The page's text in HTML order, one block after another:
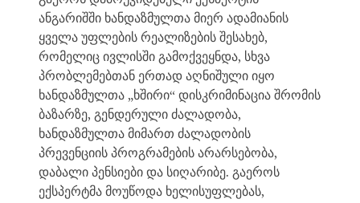
ანგარიშში ხანდაზმულთა მიერ ადამიანის
ყველა უფლების რეალიზების შესახებ,
რომელიც ივლისში გამოქვეყნდა, სხვა
პრობლემებთან ერთად აღნიშული იყო
ხანდაზმულთა „ხშირი“ დისკრიმინაცია შრომის
ბაზარზე, გენდერული ძალადობა,
ხანდაზმულთა მიმართ ძალადობის
პრევენციის პროგრამების არარსებობა,
დაბალი პენსიები და სიღარიბე. გაეროს
ექსპერტმა მოუწოდა ხელისუფლებას,